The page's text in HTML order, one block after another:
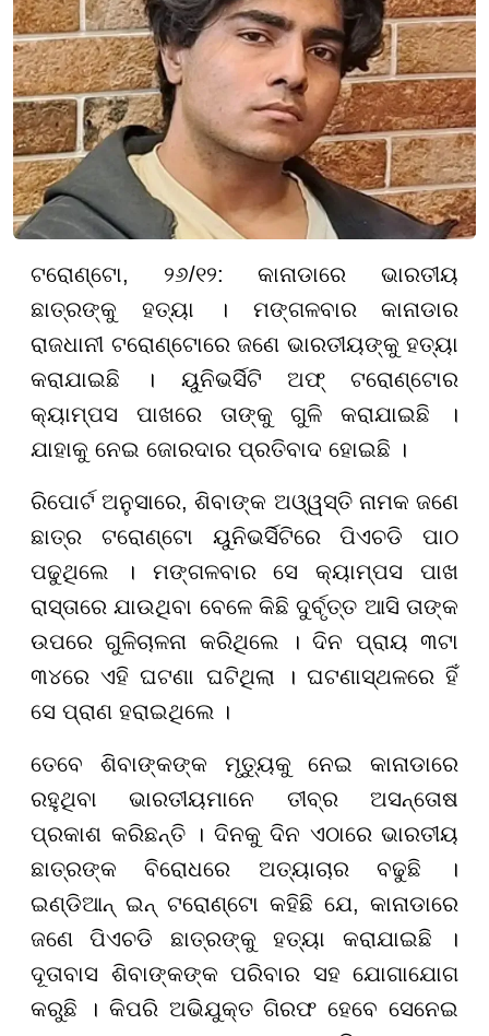
ଟରୋଣ୍ଟୋ, ୨୬/୧୨: କାନାଡାରେ ଭାରତୀୟ
ଛାତ୍ରଙ୍କୁ ହତ୍ୟା । ମଙ୍ଗଳବାର କାନାଡାର
ରାଜଧାନୀ ଟରୋଣ୍ଟୋରେ ଜଣେ ଭାରତୀୟଙ୍କୁ ହତ୍ୟା
କରାଯାଇଛି । ୟୁନିଭର୍ସିଟି ଅଫ୍ ଟରୋଣ୍ଟୋର
କ୍ୟାମ୍ପସ ପାଖରେ ତାଙ୍କୁ ଗୁଳି କରାଯାଇଛି ।
ଯାହାକୁ ନେଇ ଜୋରଦାର ପ୍ରତିବାଦ ହୋଇଛି ।
ରିପୋର୍ଟ ଅନୁସାରେ, ଶିବାଙ୍କ ଅଓ୍ୱସ୍ତି ନାମକ ଜଣେ
ଛାତ୍ର ଟରୋଣ୍ଟୋ ୟୁନିଭର୍ସିଟିରେ ପିଏଚଡି ପାଠ
ପଢୁଥିଲେ । ମଙ୍ଗଳବାର ସେ କ୍ୟାମ୍ପସ ପାଖ
ରାସ୍ତାରେ ଯାଉଥିବା ବେଳେ କିଛି ଦୁର୍ବୃତ୍ତ ଆସି ତାଙ୍କ
ଉପରେ ଗୁଳିଚାଳନା କରିଥିଲେ । ଦିନ ପ୍ରାୟ ୩ଟା
୩୪ରେ ଏହି ଘଟଣା ଘଟିଥିଲା । ଘଟଣାସ୍ଥଳରେ ହିଁ
ସେ ପ୍ରାଣ ହରାଇଥିଲେ ।
ତେବେ ଶିବାଙ୍କଙ୍କ ମୃତ୍ୟୁକୁ ନେଇ କାନାଡାରେ
ରହୁଥିବା ଭାରତୀୟମାନେ ତୀବ୍ର ଅସନ୍ତୋଷ
ପ୍ରକାଶ କରିଛନ୍ତି । ଦିନକୁ ଦିନ ଏଠାରେ ଭାରତୀୟ
ଛାତ୍ରଙ୍କ ବିରୋଧରେ ଅତ୍ୟାଚାର ବଢୁଛି ।
ଇଣ୍ଡିଆନ୍ ଇନ୍ ଟରୋଣ୍ଟୋ କହିଛି ଯେ, କାନାଡାରେ
ଜଣେ ପିଏଚଡି ଛାତ୍ରଙ୍କୁ ହତ୍ୟା କରାଯାଇଛି ।
ଦୂତାବାସ ଶିବାଙ୍କଙ୍କ ପରିବାର ସହ ଯୋଗାଯୋଗ
କରୁଛି । କିପରି ଅଭିଯୁକ୍ତ ଗିରଫ ହେବେ ସେନେଇ